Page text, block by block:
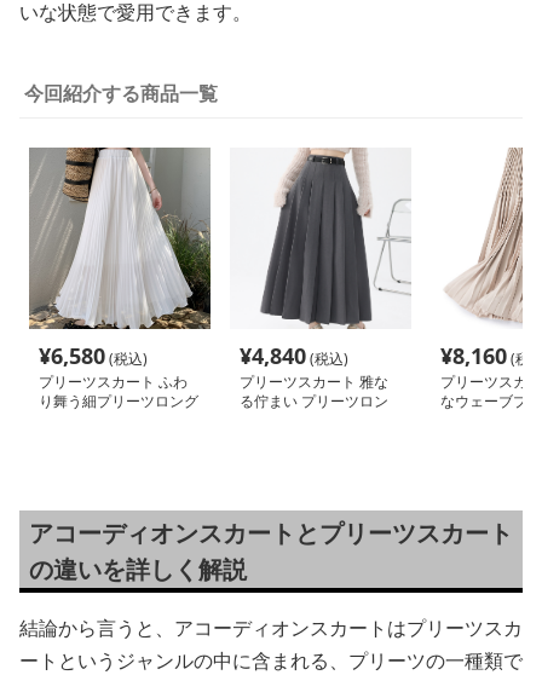
いな状態で愛用できます。
今回紹介する商品一覧
¥6,580(税込)
プリーツスカート ふわ
り舞う細プリーツロング
¥4,840(税込)
プリーツスカート 雅な
る佇まい プリーツロン
¥8,160(税
プリーツスカ
なウェーブプ
アコーディオンスカートとプリーツスカート
の違いを詳しく解説
結論から言うと、アコーディオンスカートはプリーツスカ
ートというジャンルの中に含まれる、プリーツの一種類で